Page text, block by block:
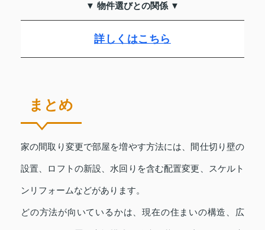
▼ 物件選びとの関係 ▼
詳しくはこちら
まとめ
家の間取り変更で部屋を増やす方法には、間仕切り壁の
設置、ロフトの新設、水回りを含む配置変更、スケルト
ンリフォームなどがあります。
どの方法が向いているかは、現在の住まいの構造、広